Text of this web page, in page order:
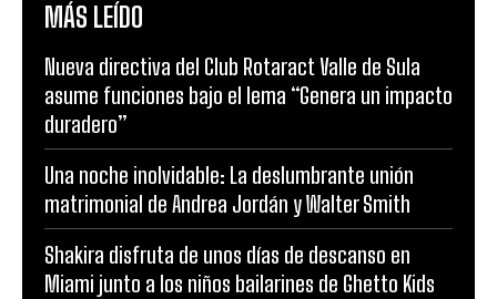
MÁS LEÍDO
Nueva directiva del Club Rotaract Valle de Sula
asume funciones bajo el lema “Genera un impacto
duradero”
Una noche inolvidable: La deslumbrante unión
matrimonial de Andrea Jordán y Walter Smith
Shakira disfruta de unos días de descanso en
Miami junto a los niños bailarines de Ghetto Kids